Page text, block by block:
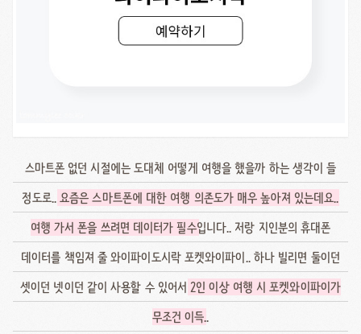
스마트폰 없던 시절에는 도대체 어떻게 여행을 했을까 하는 생각이 들
정도로..요즘은 스마트폰에 대한 여행 의존도가 매우 높아져 있는데요..
여행 가서 폰을 쓰려면 데이터가 필수입니다.. 저랑 지인분의 휴대폰
데이터를 책임져 줄 와이파이도시락 포켓와이파이.. 하나 빌리면 둘이던
셋이던 넷이던 같이 사용할 수 있어서 2인 이상 여행 시 포켓와이파이가
무조건 이득..